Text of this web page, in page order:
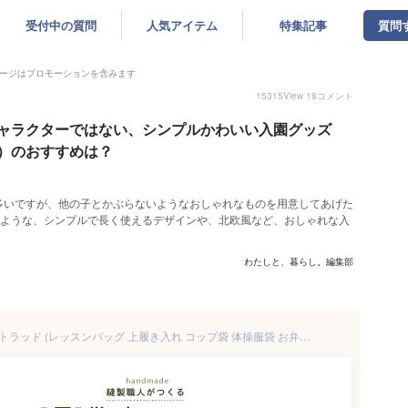
受付中の質問 人気アイテム 特集記事 質問
ジはプロモーションを含みます
15315View 18コメント
ラクターではない、シンプルかわいい入園グッズ
のおすすめは？
ですが、他の子とかぶらないようなおしゃれなものを用意してあげた
うな、シンプルで長く使えるデザインや、北欧風など、おしゃれな入
わたしと、暮らし。編集部